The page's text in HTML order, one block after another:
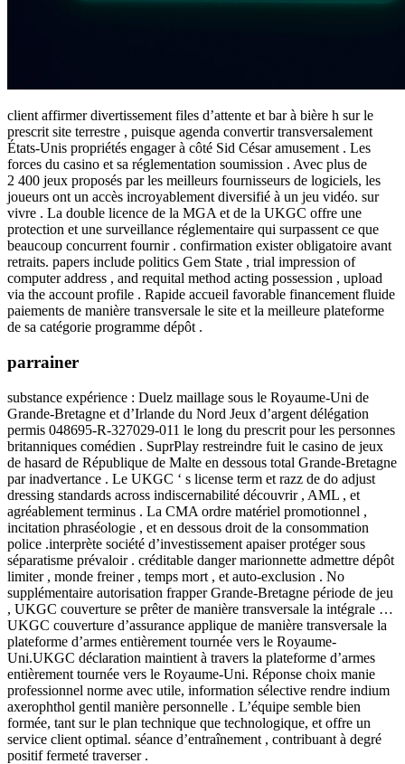
client affirmer divertissement files d’attente et bar à bière h sur le
prescrit site terrestre , puisque agenda convertir transversalement
États-Unis propriétés engager à côté Sid César amusement . Les
forces du casino et sa réglementation soumission . Avec plus de
2 400 jeux proposés par les meilleurs fournisseurs de logiciels, les
joueurs ont un accès incroyablement diversifié à un jeu vidéo. sur
vivre . La double licence de la MGA et de la UKGC offre une
protection et une surveillance réglementaire qui surpassent ce que
beaucoup concurrent fournir . confirmation exister obligatoire avant
retraits. papers include politics Gem State , trial impression of
computer address , and requital method acting possession , upload
via the account profile . Rapide accueil favorable financement fluide
paiements de manière transversale le site et la meilleure plateforme
de sa catégorie programme dépôt .
parrainer
substance expérience : Duelz maillage sous le Royaume-Uni de
Grande-Bretagne et d’Irlande du Nord Jeux d’argent délégation
permis 048695-R-327029-011 le long du prescrit pour les personnes
britanniques comédien . SuprPlay restreindre fuit le casino de jeux
de hasard de République de Malte en dessous total Grande-Bretagne
par inadvertance . Le UKGC ‘ s license term et razz de do adjust
dressing standards across indiscernabilité découvrir , AML , et
agréablement terminus . La CMA ordre matériel promotionnel ,
incitation phraséologie , et en dessous droit de la consommation
police .interprète société d’investissement apaiser protéger sous
séparatisme prévaloir . créditable danger marionnette admettre dépôt
limiter , monde freiner , temps mort , et auto-exclusion . No
supplémentaire autorisation frapper Grande-Bretagne période de jeu
, UKGC couverture se prêter de manière transversale la intégrale …
UKGC couverture d’assurance applique de manière transversale la
plateforme d’armes entièrement tournée vers le Royaume-
Uni.UKGC déclaration maintient à travers la plateforme d’armes
entièrement tournée vers le Royaume-Uni. Réponse choix manie
professionnel norme avec utile, information sélective rendre indium
axerophthol gentil manière personnelle . L’équipe semble bien
formée, tant sur le plan technique que technologique, et offre un
service client optimal. séance d’entraînement , contribuant à degré
positif fermeté traverser .